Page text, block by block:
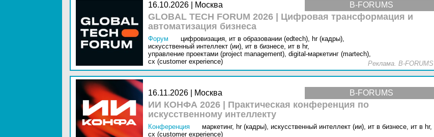
B-FORUMS
16.10.2026 | Москва
GLOBAL TECH FORUM 2026 | Цифровая трансформация и
автоматизация бизнеса
Форум цифровизация, ит в образовании (edtech), hr (кадры),
искусственный интеллект (ии), ит в бизнесе, ит в hr,
управление проектами (project management), digital-маркетинг (martech),
cx (customer experience)
Реклама. B-FORUMS
B-FORUMS
16.11.2026 | Москва
ИИ КОНФА 2026 | Практическая конференция по
искусственному интеллекту
Конференция маркетинг, hr (кадры), искусственный интеллект (ии), ит в бизнесе, ит в hr,
cx (customer experience)